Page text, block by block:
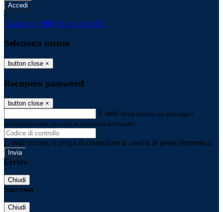
-
Entra con SPID Entra con CIE
Seleziona utente
button close ×
Recupero password
button close ×
E-mail Verrà inviato un messaggio
all'indirizzo indicato con le istruzioni necessarie.
E-mail inviata, si prega di controllare la casella di posta elettronica!
Errore
Chiudi
Successo
Chiudi